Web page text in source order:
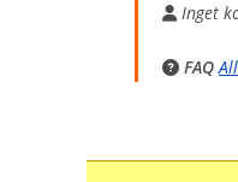
Inget
FAQ